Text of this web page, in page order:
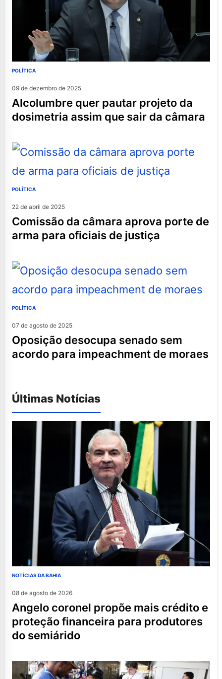
POLÍTICA
09 de dezembro de 2025
alcolumbre quer pautar projeto da
dosimetria assim que sair da câmara
POLÍTICA
22 de abril de 2025
comissão da câmara aprova porte de
arma para oficiais de justiça
POLÍTICA
07 de agosto de 2025
oposição desocupa senado sem
acordo para impeachment de moraes
Últimas Notícias
NOTÍCIAS DA BAHIA
08 de agosto de 2026
angelo coronel propõe mais crédito e
proteção financeira para produtores
do semiárido